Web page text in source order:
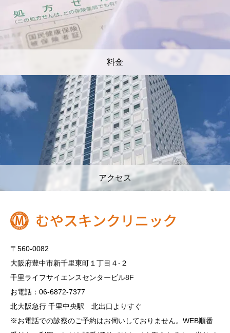
料金
アクセス
〒560-0082
大阪府豊中市新千里東町１丁目４‐２
千里ライフサイエンスセンタービル8F
お電話：06-6872-7377
北大阪急行 千里中央駅 北出口よりすぐ
※お電話での診察のご予約はお伺いしておりません。WEB順番